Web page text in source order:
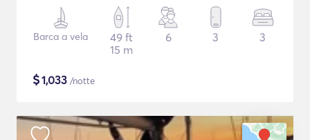
Barca a vela
49 ft
15 m
6 3 3
$1,033 /notte